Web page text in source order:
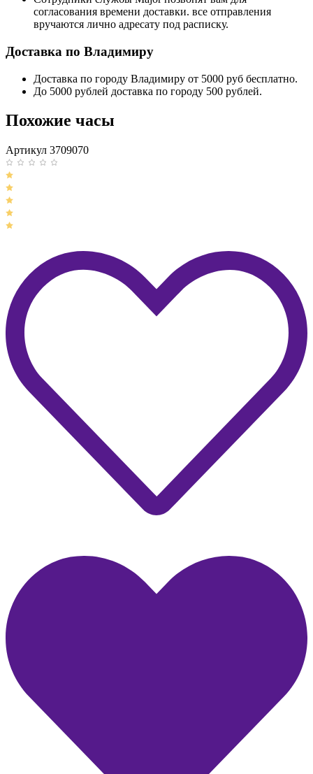
согласования времени доставки. все отправления
вручаются лично адресату под расписку.
Доставка по Владимиру
Доставка по городу Владимиру от 5000 руб бесплатно.
До 5000 рублей доставка по городу 500 рублей.
Похожие часы
Артикул 3709070